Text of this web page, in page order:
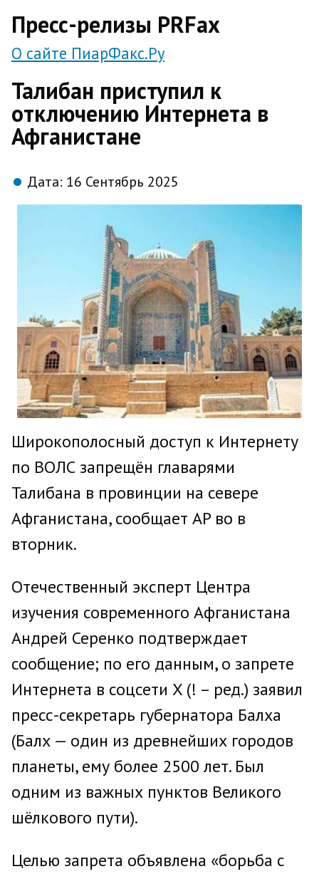
Пресс-релизы PRFax
О сайте ПиарФакс.Ру
Талибан приступил к
отключению Интернета в
Афганистане
Дата: 16 Сентябрь 2025
Широкополосный доступ к Интернету
по ВОЛС запрещён главарями
Талибана в провинции на севере
Афганистана, сообщает AP во в
вторник.
Отечественный эксперт Центра
изучения современного Афганистана
Андрей Серенко подтверждает
сообщение; по его данным, о запрете
Интернета в соцсети X (! – ред.) заявил
пресс-секретарь губернатора Балха
(Балх — один из древнейших городов
планеты, ему более 2500 лет. Был
одним из важных пунктов Великого
шёлкового пути).
Целью запрета объявлена «борьба с